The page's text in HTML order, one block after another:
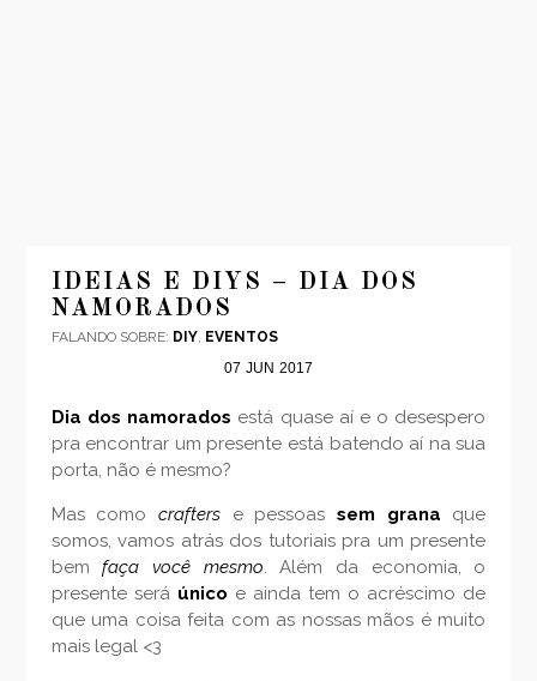
MODA
VIAGENS
SOBRE
CONTATO
IDEIAS E DIYS – DIA DOS
NAMORADOS
FALANDO SOBRE: DIY, EVENTOS
07 JUN 2017
Dia dos namorados está quase aí e o desespero
pra encontrar um presente está batendo aí na sua
porta, não é mesmo?
Mas como crafterse pessoassem grana que
somos, vamos atrás dos tutoriais pra um presente
bem faça você mesmo. Além da economia, o
presente será único e ainda tem o acréscimo de
que uma coisa feita com as nossas mãos é muito
mais legal <3